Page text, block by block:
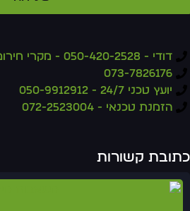
דודי - 050-420-2528 - מקרי חירום בלבד
073-7826176
יועץ טכני 24/7 - 050-9912912
הזמנת טכנאי - 072-2523004
קשורות